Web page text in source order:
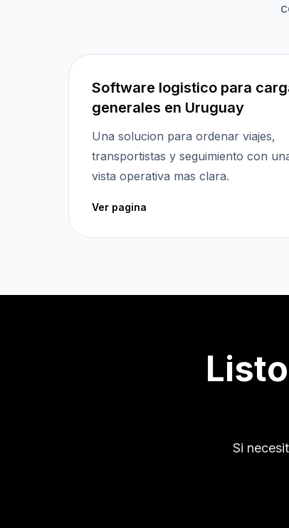
Software logistico para
generales en Uruguay
Una solucion para ordenar viajes,
transportistas y seguimiento con
vista operativa mas clara.
Ver pagina
Si